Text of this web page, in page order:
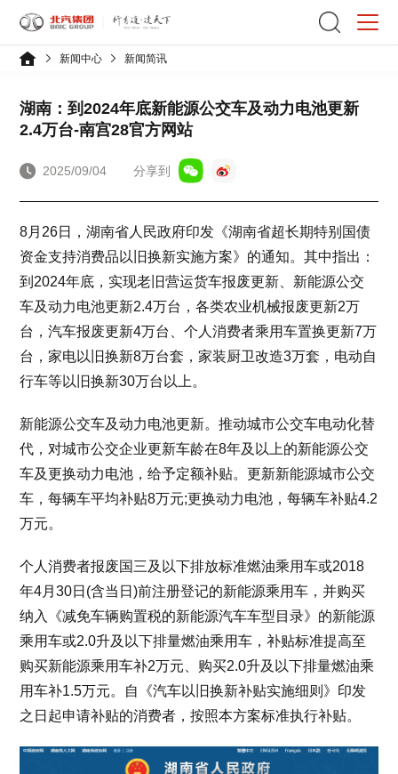
新闻中心 新闻简讯
湖南：到2024年底新能源公交车及动力电池更新
2.4万台-南宫28官方网站
2025/09/04 分享到
8月26日，湖南省人民政府印发《湖南省超长期特别国债
资金支持消费品以旧换新实施方案》的通知。其中指出：
到2024年底，实现老旧营运货车报废更新、新能源公交
车及动力电池更新2.4万台，各类农业机械报废更新2万
台，汽车报废更新4万台、个人消费者乘用车置换更新7万
台，家电以旧换新8万台套，家装厨卫改造3万套，电动自
行车等以旧换新30万台以上。
新能源公交车及动力电池更新。推动城市公交车电动化替
代，对城市公交企业更新车龄在8年及以上的新能源公交
车及更换动力电池，给予定额补贴。更新新能源城市公交
车，每辆车平均补贴8万元;更换动力电池，每辆车补贴4.2
万元。
个人消费者报废国三及以下排放标准燃油乘用车或2018
年4月30日(含当日)前注册登记的新能源乘用车，并购买
纳入《减免车辆购置税的新能源汽车车型目录》的新能源
乘用车或2.0升及以下排量燃油乘用车，补贴标准提高至
购买新能源乘用车补2万元、购买2.0升及以下排量燃油乘
用车补1.5万元。自《汽车以旧换新补贴实施细则》印发
之日起申请补贴的消费者，按照本方案标准执行补贴。